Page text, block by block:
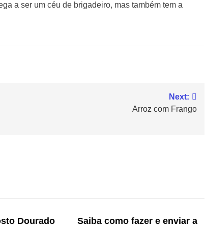
a ser um céu de brigadeiro, mas também tem a
Next:
Arroz com Frango
Dourado
Saiba como fazer e enviar a